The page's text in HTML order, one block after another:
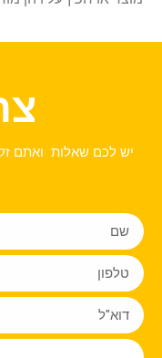
יש לכם שאלות ואתם